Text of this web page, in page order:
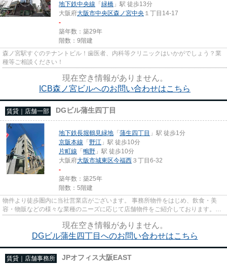
地下鉄中央線 「緑橋 」駅 徒歩13分
大阪府大阪市中央区森ノ宮中央 １丁目14-17
-
築年数：築29年
階数：9階建
森ノ宮駅すぐのテナントビル！歯医者、内科等クリニックはいかがでしょう？業
種等ご相談ください！
現在空き情報がありません。
ICB森ノ宮ビルへのお問い合わせはこちら
賃貸｜店舗一部 DGビル蒲生四丁目
地下鉄長堀鶴見緑地 「蒲生四丁目 」駅 徒歩1分
京阪本線 「野江 」駅 徒歩10分
片町線 「鴫野 」駅 徒歩10分
大阪府大阪市城東区今福西 ３丁目6-32
-
築年数：築25年
階数：5階建
物件より徒歩圏内に当社営業店がございます。 事務所物件をはじめ、飲食・美
容・物販などの様々な業種のニーズに応じて店舗物件をご紹介しております。
尚、弊社ではおとり広告は一切...
現在空き情報がありません。
DGビル蒲生四丁目へのお問い合わせはこちら
賃貸｜店舗事務所 JPオフィス大阪EAST